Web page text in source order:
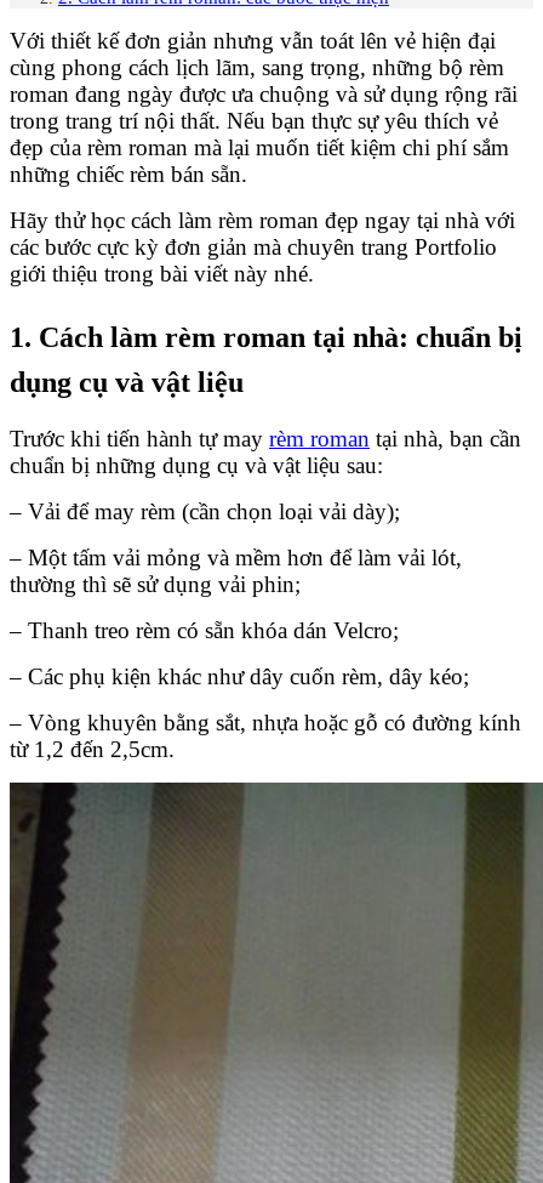
Với thiết kế đơn giản nhưng vẫn toát lên vẻ hiện đại
cùng phong cách lịch lãm, sang trọng, những bộ rèm
roman đang ngày được ưa chuộng và sử dụng rộng rãi
trong trang trí nội thất. Nếu bạn thực sự yêu thích vẻ
đẹp của rèm roman mà lại muốn tiết kiệm chi phí sắm
những chiếc rèm bán sẵn.
Hãy thử học cách làm rèm roman đẹp ngay tại nhà với
các bước cực kỳ đơn giản mà chuyên trang Portfolio
giới thiệu trong bài viết này nhé.
1. Cách làm rèm roman tại nhà: chuẩn bị
dụng cụ và vật liệu
Trước khi tiến hành tự may rèm roman tại nhà, bạn cần
chuẩn bị những dụng cụ và vật liệu sau:
– Vải để may rèm (cần chọn loại vải dày);
– Một tấm vải mỏng và mềm hơn để làm vải lót,
thường thì sẽ sử dụng vải phin;
– Thanh treo rèm có sẵn khóa dán Velcro;
– Các phụ kiện khác như dây cuốn rèm, dây kéo;
– Vòng khuyên bằng sắt, nhựa hoặc gỗ có đường kính
từ 1,2 đến 2,5cm.